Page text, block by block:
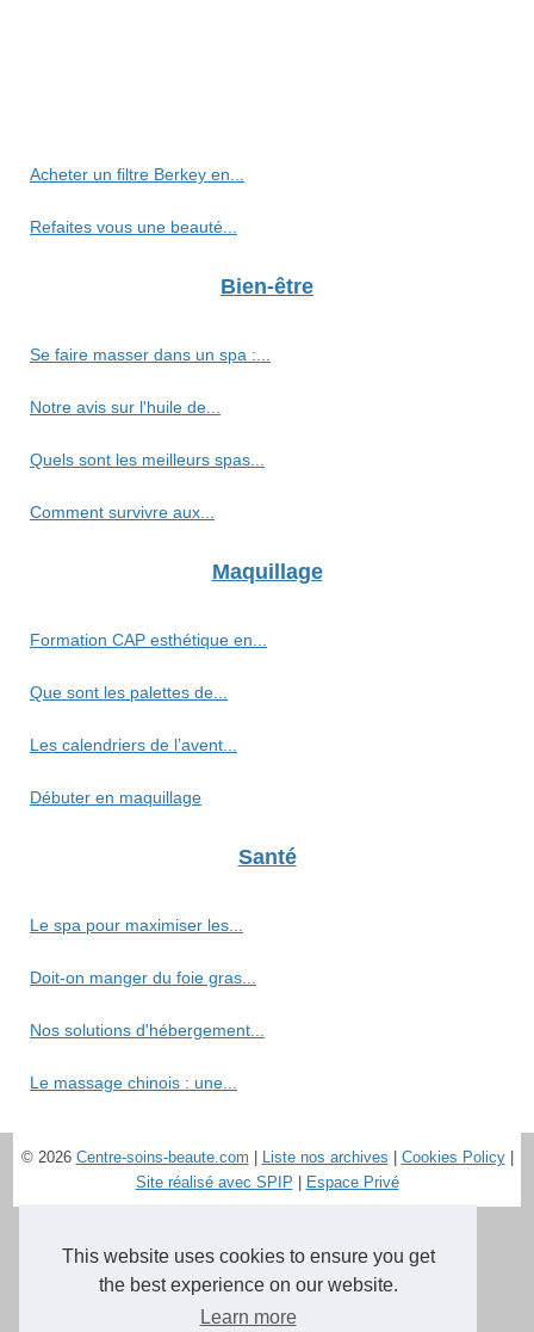
This website uses cookies to ensure you get
the best experience on our website.
Learn more
Acheter un filtre Berkey en...
Refaites vous une beauté...
Bien-être
Se faire masser dans un spa :...
Notre avis sur l'huile de...
Quels sont les meilleurs spas...
Comment survivre aux...
Maquillage
Formation CAP esthétique en...
Que sont les palettes de...
Les calendriers de l’avent...
Débuter en maquillage
Santé
Le spa pour maximiser les...
Doit-on manger du foie gras...
Nos solutions d'hébergement...
Le massage chinois : une...
© 2026 Centre-soins-beaute.com Liste nos archives Cookies Policy|
Site réalisé avec SPIP
Espace Privé